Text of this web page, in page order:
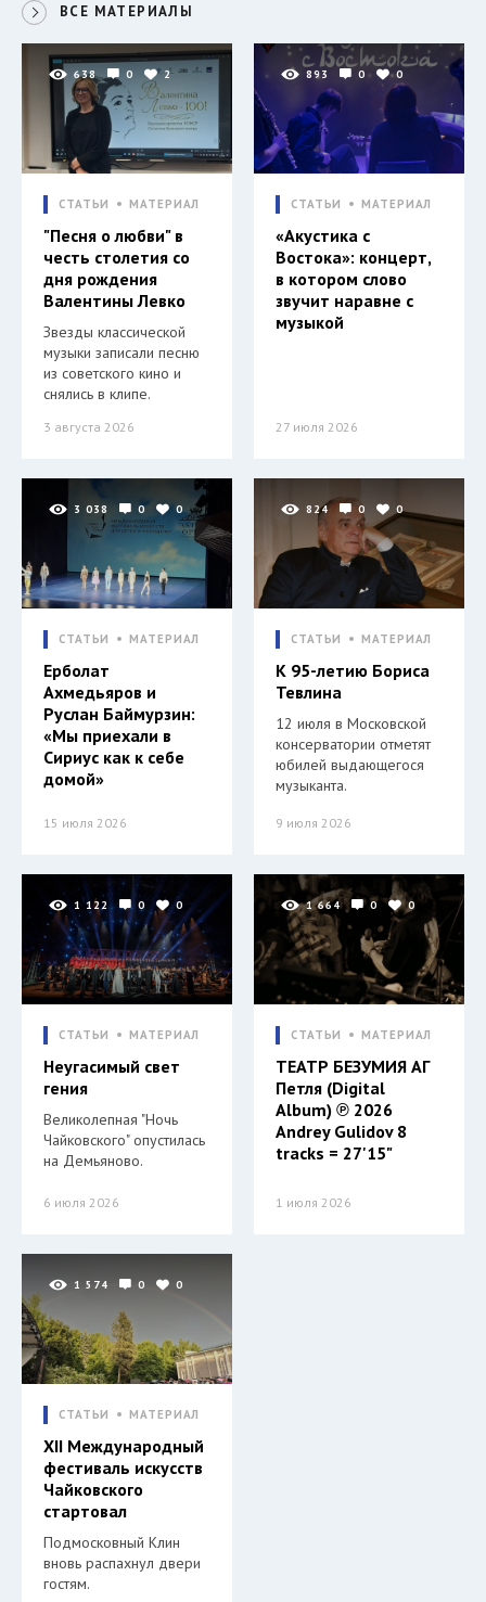
ВСЕ МАТЕРИАЛЫ
638 0 2
СТАТЬИ МАТЕРИАЛ
"Песня о любви" в
честь столетия со
дня рождения
Валентины Левко
Звезды классической
музыки записали песню
из советского кино и
снялись в клипе.
3 августа 2026
893 0 0
СТАТЬИ МАТЕРИАЛ
«Акустика с
Востока»: концерт,
в котором слово
звучит наравне с
музыкой
27 июля 2026
3 038 0 0
СТАТЬИ МАТЕРИАЛ
Ерболат
Ахмедьяров и
Руслан Баймурзин:
«Мы приехали в
Сириус как к себе
домой»
15 июля 2026
824 0 0
СТАТЬИ МАТЕРИАЛ
К 95-летию Бориса
Тевлина
12 июля в Московской
консерватории отметят
юбилей выдающегося
музыканта.
9 июля 2026
1 122 0 0
СТАТЬИ МАТЕРИАЛ
Неугасимый свет
гения
Великолепная "Ночь
Чайковского" опустилась
на Демьяново.
6 июля 2026
1 664 0 0
СТАТЬИ МАТЕРИАЛ
ТЕАТР БЕЗУМИЯ АГ
Петля (Digital
Album) ℗ 2026
Andrey Gulidov 8
tracks = 27'15"
1 июля 2026
1 574 0 0
СТАТЬИ МАТЕРИАЛ
XII Международный
фестиваль искусств
Чайковского
стартовал
Подмосковный Клин
вновь распахнул двери
гостям.